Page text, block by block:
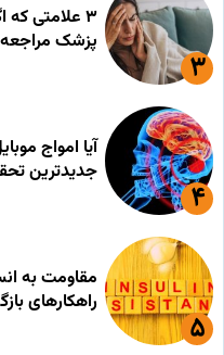
۳ علامتی که
پزشک مراجعه
آیا امواج
جدیدترین
مقاومت به
راهکارهای